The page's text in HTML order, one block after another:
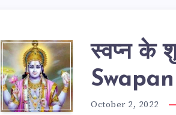
स्वप्न
स्वप्न के
October 2, 2022